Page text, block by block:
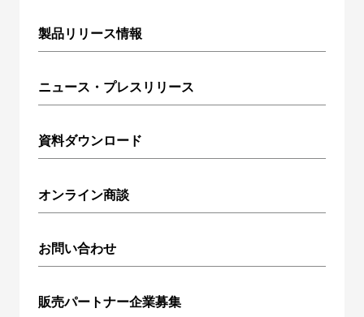
製品リリース情報
ニュース・プレスリリース
資料ダウンロード
オンライン商談
お問い合わせ
販売パートナー企業募集